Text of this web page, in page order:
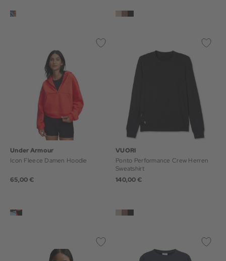
Under Armour
Icon Fleece Damen Hoodie
65,00 €
VUORI
Ponto Performance Crew Herren
Sweatshirt
140,00 €